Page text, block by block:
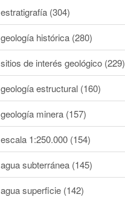
estratigrafía (304)
geología histórica (280)
sitios de interés geológico (229)
geología estructural (160)
geología minera (157)
escala 1:250.000 (154)
agua subterránea (145)
agua superficie (142)